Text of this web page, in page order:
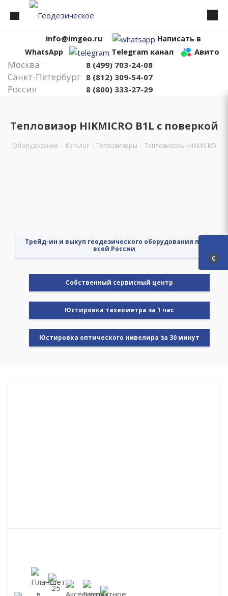
info@imgeo.ru
Написать в
WhatsApp
Telegram канал Авито
Москва 8 (499) 703-24-08
Санкт-Петербург 8 (812) 309-54-07
Россия 8 (800) 333-27-29
Тепловизор HIKMICRO B1L с поверкой
Оборудование - Каталог - Тепловизоры - Тепловизоры HIKMICRO
Трейд-ин и выкуп геодезического оборудования по
всей России
Cобственный сервисный центр
Юстировка тахеометра за 1 час
Юстировка оптического нивелира за 30 минут
0